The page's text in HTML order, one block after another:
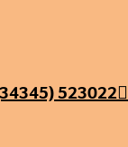
523022